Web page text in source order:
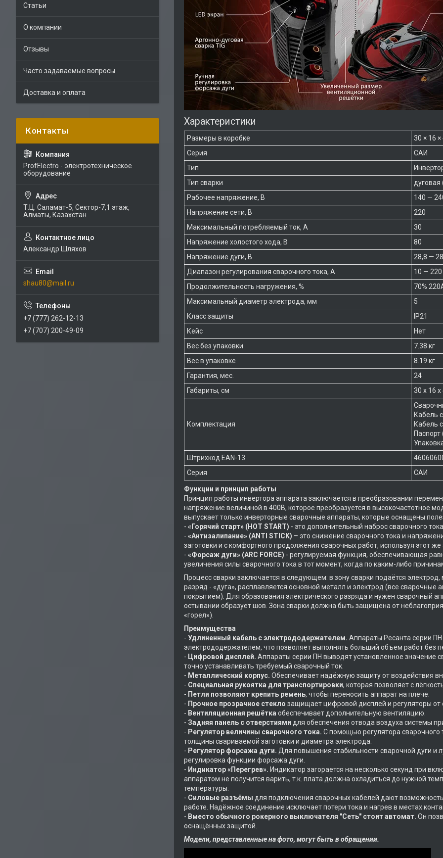
Характеристики
Размеры в коробке
30 × 16 ×
Серия
САИ
Тип
Тип сварки
Рабочее напряжение, В
140 —
Напряжение сети, В
220
Максимальный потребляемый ток, А
30
Напряжение холостого хода, В
80
Напряжение дуги, В
28,8 —
Диапазон регулирования сварочного тока, А
10 — 220
Продолжительность нагружения, %
70%
Максимальный диаметр электрода, мм
5
Класс защиты
IP21
Кейс
Нет
Вес без упаковки
7.38 кг
Вес в упаковке
8.19 кг
Гарантия, мес.
24
Габариты, см
30 х 16 х
Комплектация
Кабель
Кабель
Паспорт
Штрихкод EAN-13
Серия
САИ
Функции и принцип работы
Принцип работы инвертора аппарата заключается в преобразовании
напряжение величиной в 400В, которое преобразуется в высокочастотное
выпускает только инверторные сварочные аппараты, которые оснащены
- «Горячий старт» (HOT START) - это дополнительный наброс сварочного
- «Антизалипание» (ANTI STICK) – это снижение сварочного тока и
заготовки и с комфортного продолжения сварочных работ, используя этот же
- «Форсаж дуги» (ARC FORCE) - регулируемая функция, обеспечивающая
увеличения силы сварочного тока в тот момент, когда по каким-либо причинам
Процесс сварки заключается в следующем: в зону сварки подаётся
разряд - «дуга», расплавляется основной металл и электрод (все
покрытием). Для образования электрического разряда и нужен сварочный
остывании образует шов. Зона сварки должна быть защищена от
«горел»).
Преимущества
- Удлиненный кабель с электрододержателем. Аппараты Ресанта серии
электрододержателем, что позволяет выполнять больший объем работ без
- Цифровой дисплей. Аппараты серии ПН выводят установленное значение
точно устанавливать требуемый сварочный ток.
- Металлический корпус. Обеспечивает надёжную защиту от воздействия
- Специальная рукоятка для транспортировки, которая позволяет с
- Петли позволяют крепить ремень, чтобы переносить аппарат на плече.
- Прочное прозрачное стекло защищает цифровой дисплей и регуляторы от
- Вентиляционная решётка обеспечивает дополнительную вентиляцию.
- Задняя панель с отверстиями для обеспечения отвода воздуха системы
- Регулятор величины сварочного тока. С помощью регулятора сварочного
толщины свариваемой заготовки и диаметра электрода.
- Регулятор форсажа дуги. Для повышения стабильности сварочной дуги и
регулировка функции форсажа дуги.
- Индикатор «Перегрев». Индикатор загорается на несколько секунд при
аппаратом не получится варить, т.к. плата должна охладиться до нужной
температуры.
- Силовые разъёмы для подключения сварочных кабелей дают
работе. Надёжное соединение исключает потери тока и нагрев в местах
- Вместо обычного рокерного выключателя "Сеть" стоит автомат. Он
оснащённых защитой.
Модели, представленные на фото, могут быть в обращении.
Статьи
О компании
Отзывы
Часто задаваемые вопросы
Доставка и оплата
ProfElectro - электротехническое
оборудование
Т.Ц. Саламат-5, Cектор-7,1 этаж,
Алматы, Казахстан
Александр Шляхов
shau80@mail.ru
+7 (777) 262-12-13
+7 (707) 200-49-09